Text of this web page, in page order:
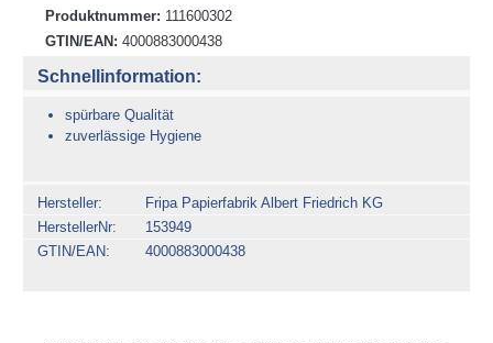
Produktnummer: 111600302
GTIN/EAN: 4000883000438
Schnellinformation:
spürbare Qualität
zuverlässige Hygiene
Hersteller
Fripa Papierfabrik Albert Friedrich KG
HerstellerNr
153949
GTIN/EAN
4000883000438